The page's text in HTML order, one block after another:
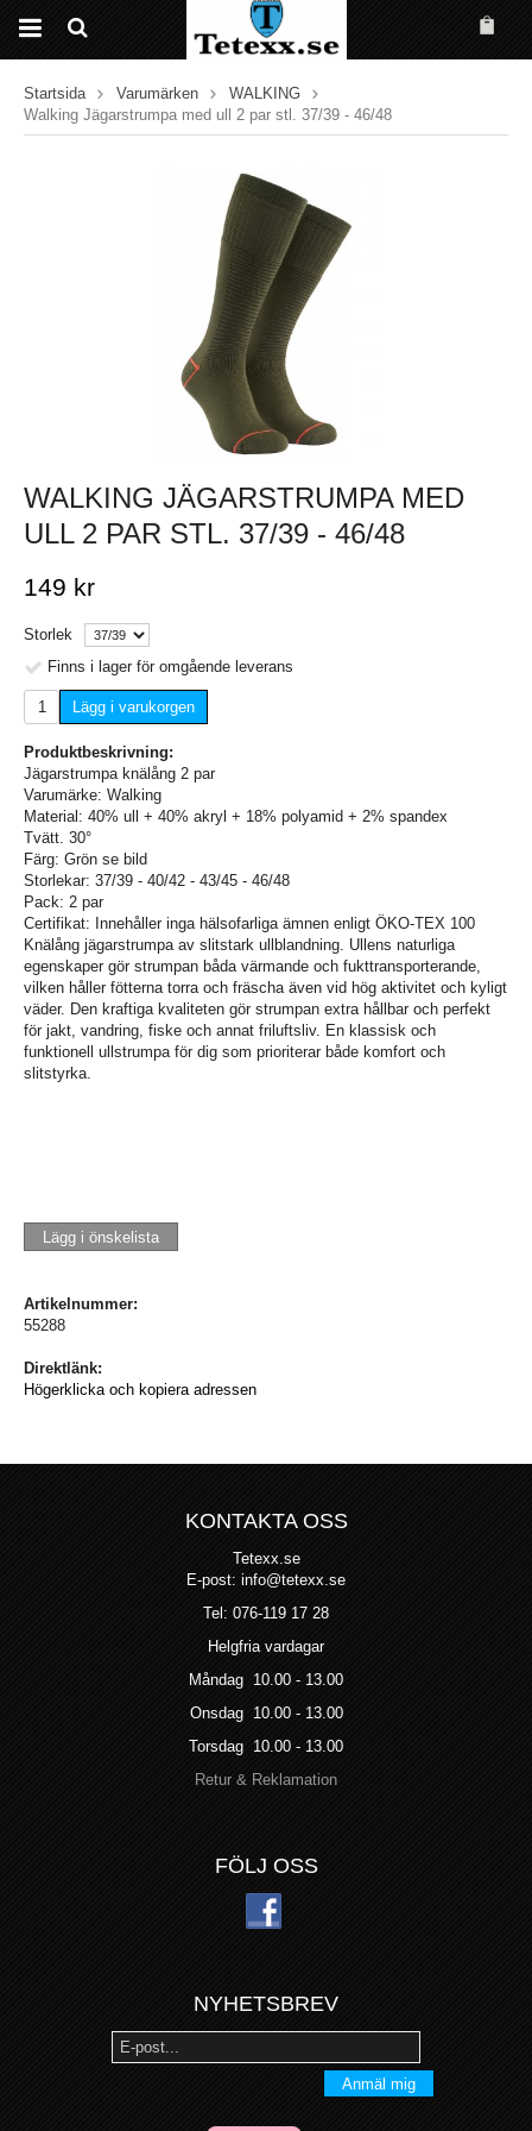
Startsida Varumärken
WALKING
Walking Jägarstrumpa med ull 2 par stl. 37/39 - 46/48
WALKING JÄGARSTRUMPA MED
ULL 2 PAR STL. 37/39 - 46/48
149 kr
Storlek
Finns i lager för omgående leverans
Lägg i varukorgen
Produktbeskrivning:
Jägarstrumpa knälång 2 par
Varumärke: Walking
Material: 40% ull + 40% akryl + 18% polyamid + 2% spandex
Tvätt. 30°
Färg: Grön se bild
Storlekar: 37/39 - 40/42 - 43/45 - 46/48
Pack: 2 par
Certifikat: Innehåller inga hälsofarliga ämnen enligt ÖKO-TEX 100
Knälång jägarstrumpa av slitstark ullblandning. Ullens naturliga
egenskaper gör strumpan båda värmande och fukttransporterande,
vilken håller fötterna torra och fräscha även vid hög aktivitet och kyligt
väder. Den kraftiga kvaliteten gör strumpan extra hållbar och perfekt
för jakt, vandring, fiske och annat friluftsliv. En klassisk och
funktionell ullstrumpa för dig som prioriterar både komfort och
slitstyrka.
Lägg i önskelista
Artikelnummer:
55288
Direktlänk:
Högerklicka och kopiera adressen
KONTAKTA OSS
Tetexx.se
E-post: info@tetexx.se
Tel: 076-119 17 28
Helgfria vardagar
Måndag 10.00 - 13.00
Onsdag 10.00 - 13.00
Torsdag 10.00 - 13.00
Retur & Reklamation
FÖLJ OSS
NYHETSBREV
Anmäl mig